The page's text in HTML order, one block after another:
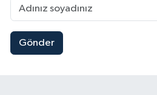
Gönder